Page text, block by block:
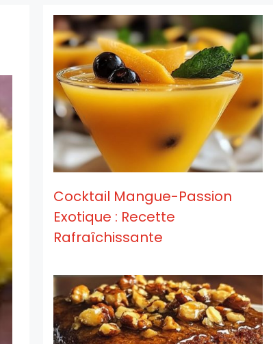
Cocktail Mangue-Passion
Exotique : Recette
Rafraîchissante